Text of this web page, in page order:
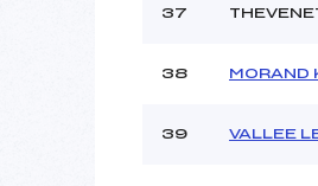
37
38 MORAND
39 VALLEE